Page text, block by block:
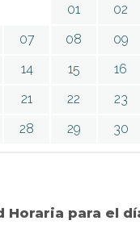
01 02
07 08 09
14 15 16
21 22 23
28 29 30
Horaria para el